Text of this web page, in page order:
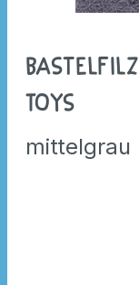
Toys
mittelgrau